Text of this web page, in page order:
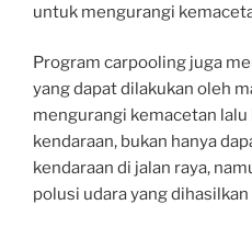
untuk mengurangi
Program carpooling juga
yang dapat dilakukan oleh
mengurangi kemacetan
kendaraan, bukan hanya
kendaraan di jalan raya,
polusi udara yang